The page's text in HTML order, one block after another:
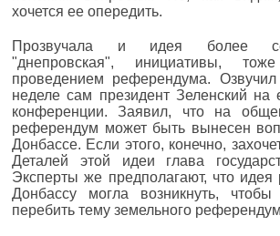
хочется ее опередить.
Прозвучала и идея более
"днепровская", инициативы,
проведением референдума.
неделе сам президент Зеленский на
конференции. Заявил, что на
референдум может быть вынесен
Донбассе. Если этого, конечно,
Деталей этой идеи глава
Эксперты же предполагают, что
Донбассу могла возникнуть,
перебить тему земельного